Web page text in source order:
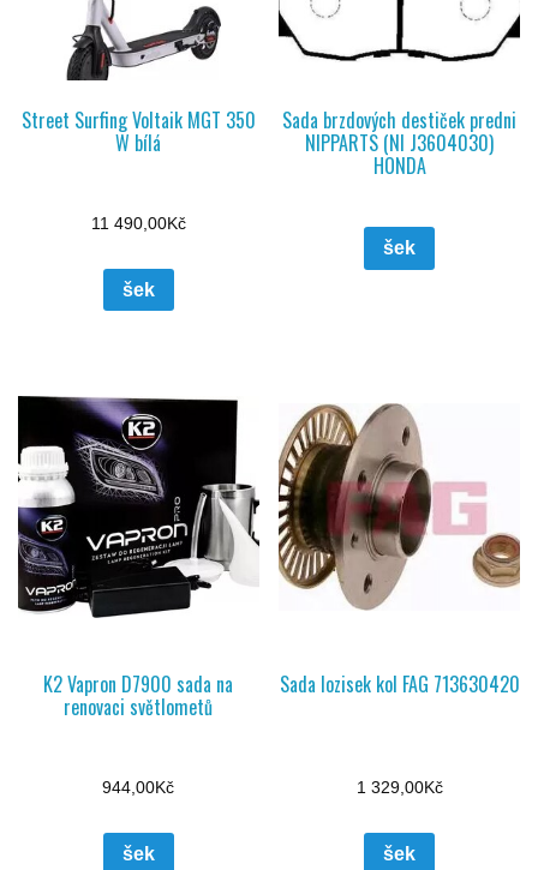
Street Surfing Voltaik MGT 350
W bílá
11 490,00Kč
šek
Sada brzdových destiček predni
NIPPARTS (NI J3604030)
HONDA
šek
K2 Vapron D7900 sada na
renovaci světlometů
944,00Kč
šek
Sada lozisek kol FAG 713630420
1 329,00Kč
šek